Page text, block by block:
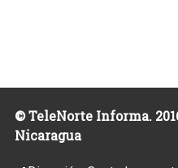
© TeleNorte Informa.
Nicaragua